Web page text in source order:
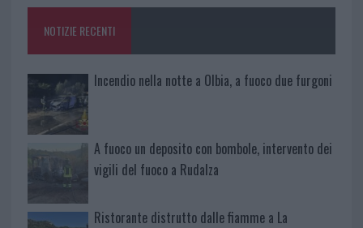
o
k
p
NOTIZIE RECENTI
Incendio nella notte a Olbia, a fuoco due furgoni
A fuoco un deposito con bombole, intervento dei
vigili del fuoco a Rudalza
Ristorante distrutto dalle fiamme a La